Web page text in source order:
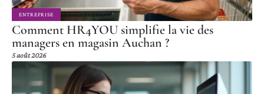
ENTREPRISE
Comment HR4YOU simplifie la vie des
managers en magasin Auchan ?
5 août 2026